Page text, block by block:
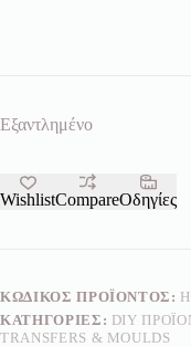
Εξαντλημένο
WishlistCompareΟδηγίες
ΚΩΔΙΚΌΣ ΠΡΟΪΌΝΤΟΣ:
ΚΑΤΗΓΟΡΊΕΣ: DIY
TRANSFERS & MOULDS